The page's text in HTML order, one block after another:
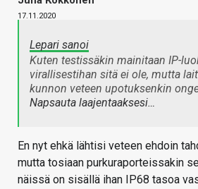
17.11.2020
Lepari sanoi
Kuten testissäkin mainitaan IP-
virallisestihan sitä ei ole, mutta
kunnon veteen upotuksenkin
Napsauta laajentaaksesi…
En nyt ehkä lähtisi veteen ehdoin
mutta tosiaan purkuraporteissakin
näissä on sisällä ihan IP68 tasoa